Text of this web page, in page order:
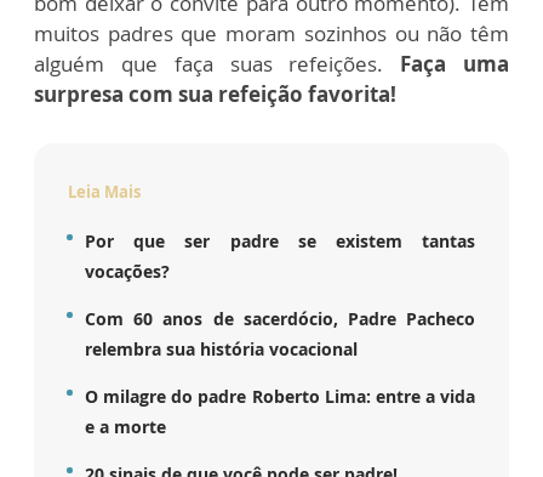
muitos padres que moram sozinhos ou não têm
alguém que faça suas refeições. Faça uma
surpresa com sua refeição favorita!
Leia Mais
Por que ser padre se existem tantas
vocações?
Com 60 anos de sacerdócio, Padre Pacheco
relembra sua história vocacional
O milagre do padre Roberto Lima: entre a vida
e a morte